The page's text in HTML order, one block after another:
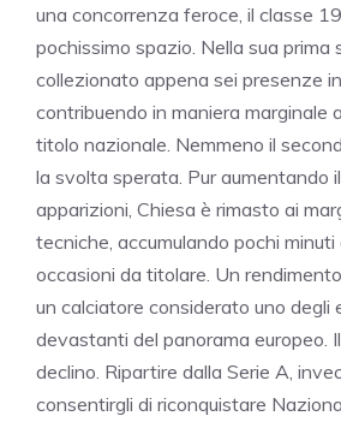
una concorrenza feroce, il classe
pochissimo spazio. Nella sua prima
collezionato appena sei presenze
contribuendo in maniera marginale
titolo nazionale. Nemmeno il
la svolta sperata. Pur aumentando
apparizioni, Chiesa è rimasto ai
tecniche, accumulando pochi minuti
occasioni da titolare. Un
un calciatore considerato uno degli
devastanti del panorama europeo.
declino. Ripartire dalla Serie A,
consentirgli di riconquistare